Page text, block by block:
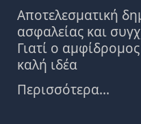
Αποτελεσματική
ασφαλείας και
Γιατί ο
καλή ιδέα
Περισσότερα...